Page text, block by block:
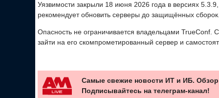
Уязвимости закрыли 18 июня 2026 года в версиях
рекомендует обновить серверы до защищённых
Опасность не ограничивается владельцами TrueConf.
зайти на его скомпрометированный сервер и
Самые свежие новости ИТ и ИБ.
Подписывайтесь на телеграм-канал!